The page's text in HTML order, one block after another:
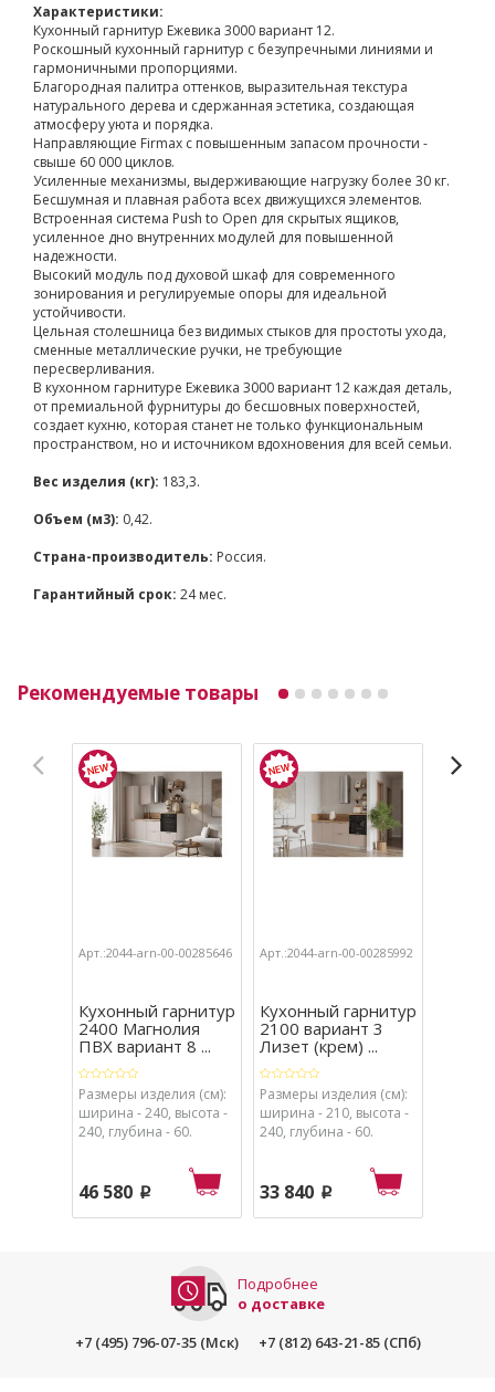
Характеристики:
Кухонный гарнитур Ежевика 3000 вариант 12.
Роскошный кухонный гарнитур с безупречными линиями и
гармоничными пропорциями.
Благородная палитра оттенков, выразительная текстура
натурального дерева и сдержанная эстетика, создающая
атмосферу уюта и порядка.
Направляющие Firmax с повышенным запасом прочности -
свыше 60 000 циклов.
Усиленные механизмы, выдерживающие нагрузку более 30 кг.
Бесшумная и плавная работа всех движущихся элементов.
Встроенная система Push to Open для скрытых ящиков,
усиленное дно внутренних модулей для повышенной
надежности.
Высокий модуль под духовой шкаф для современного
зонирования и регулируемые опоры для идеальной
устойчивости.
Цельная столешница без видимых стыков для простоты ухода,
сменные металлические ручки, не требующие
пересверливания.
В кухонном гарнитуре Ежевика 3000 вариант 12 каждая деталь,
от премиальной фурнитуры до бесшовных поверхностей,
создает кухню, которая станет не только функциональным
пространством, но и источником вдохновения для всей семьи.
Вес изделия (кг): 183,3.
Объем (м3): 0,42.
Страна-производитель: Россия.
Гарантийный срок: 24 мес.
Рекомендуемые товары
Арт.:2044-arn-00-00285646
Кухонный гарнитур
2400 Магнолия
ПВХ вариант 8 ...
Размеры изделия (см):
ширина - 240, высота -
240, глубина - 60.
46 580 p
Арт.:2044-arn-00-00285992
Кухонный гарнитур
2100 вариант 3
Лизет (крем) ...
Размеры изделия (см):
ширина - 210, высота -
240, глубина - 60.
33 840 p
Подробнее
о доставке
+7 (495) 796-07-35 (Мск)
+7 (812) 643-21-85 (СПб)